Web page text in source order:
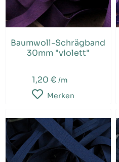
Baumwoll-Schrägband
30mm "violett"
1,20 € /m
Merken